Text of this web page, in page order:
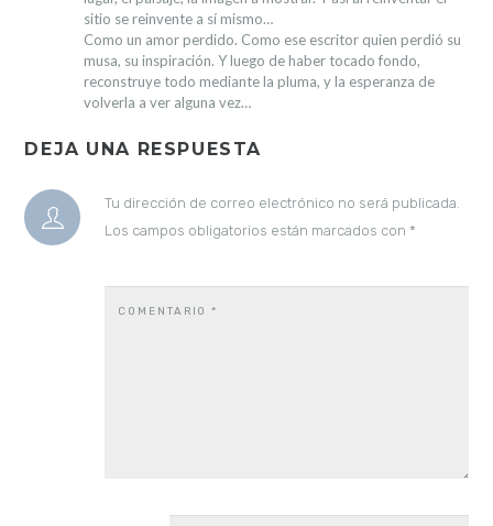
sitio se reinvente a sí mismo…
Como un amor perdido. Como ese escritor quien perdió su
musa, su inspiración. Y luego de haber tocado fondo,
reconstruye todo mediante la pluma, y la esperanza de
volverla a ver alguna vez…
DEJA UNA RESPUESTA
Tu dirección de correo electrónico no será publicada.
Los campos obligatorios están marcados con *
COMENTARIO*